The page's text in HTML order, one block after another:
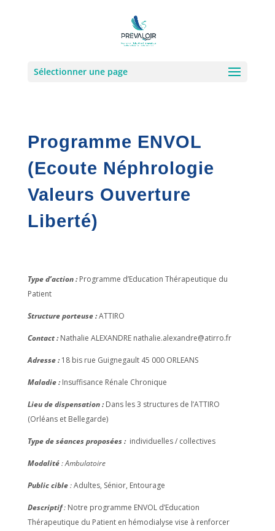
Sélectionner une page
Programme ENVOL
(Ecoute Néphrologie
Valeurs Ouverture
Liberté)
Type d’action :Programme d’Education Thérapeutique du
Patient
Structure porteuse :ATTIRO
Contact : Nathalie ALEXANDRE nathalie.alexandre@atirro.fr
Adresse :18 bis rue Guignegault 45 000 ORLEANS
Maladie :Insuffisance Rénale Chronique
Lieu de dispensation :Dans les 3 structures de l’ATTIRO
(Orléans et Bellegarde)
Type de séances proposées : individuelles / collectives
Modalité: Ambulatoire
Public cible:Adultes, Sénior, Entourage
Descriptif: Notre programme ENVOL d’Education
Thérapeutique du Patient en hémodialyse vise à renforcer